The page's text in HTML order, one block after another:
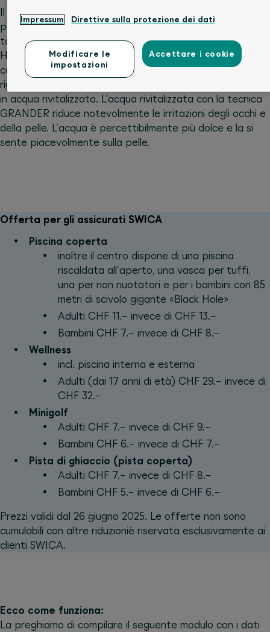
Il centro sportivo di Lenzerheide offre tutto l'anno
possibilità di giocare nella pista di ghiaccio e in estate
tanto divertimento nel minigolf. Anche la piscina wellness
H2Lai è un'oasi per gli amanti degli sport d'acqua, per i
conoscitori e chi ha cura della sua salute – un luogo di
rigenerazione e rilassamento. Nella piscina H2Lai nuotate
in acqua rivitalizzata. L'acqua rivitalizzata con la tecnica
GRANDER riduce notevolmente le irritazioni degli occhi e
della pelle. L'acqua è percettibilmente più dolce e la si
sente piacevolmente sulla pelle.
Offerta per gli assicurati SWICA
Piscina coperta
inoltre il centro dispone di una piscina
riscaldata all'aperto, una vasca per tuffi,
una per non nuotatori e per i bambini con 85
metri di scivolo gigante «Black Hole»
Adulti CHF 11.− invece di CHF 13.−
Bambini CHF 7.− invece di CHF 8.−
Wellness
incl. piscina interna e esterna
Adulti (dai 17 anni di età) CHF 29.− invece di
CHF 32.−
Minigolf
Adulti CHF 7.− invece di CHF 9.−
Bambini CHF 6.− invece di CHF 7.−
Pista di ghiaccio (pista coperta)
Adulti CHF 7.− invece di CHF 8.−
Bambini CHF 5.− invece di CHF 6.−
Prezzi validi dal 26 giugno 2025. Le offerte non sono
cumulabili con altre riduzioniè riservata esclusivamente ai
clienti SWICA.
Ecco come funziona:
La preghiamo di compilare il seguente modulo con i dati
Impressum Direttive sulla protezione dei dati
Modificare le
impostazioni
Accettare i cookie